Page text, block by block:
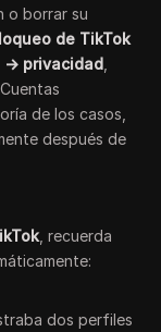
o borrar su
de TikTok
→ privacidad
de los casos,
después de
, recuerda
dos perfiles